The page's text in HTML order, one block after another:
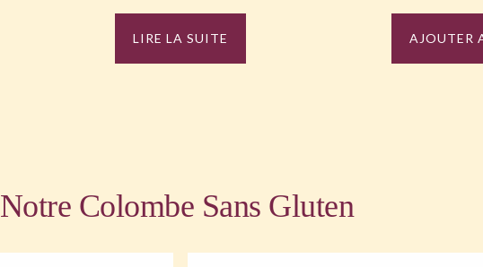
LIRE LA SUITE AJOUTER
Notre Colombe Sans Gluten